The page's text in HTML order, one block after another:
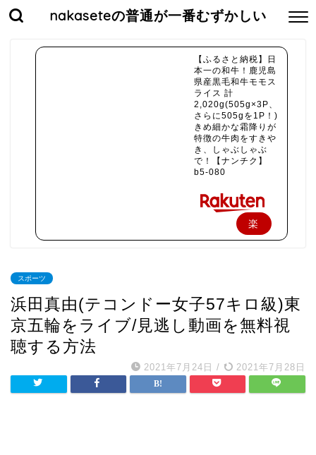
nakaseteの普通が一番むずかしい
【ふるさと納税】日
本一の和牛！鹿児島
県産黒毛和牛モモス
ライス 計
2,020g(505g×3P、
さらに505gを1P！)
きめ細かな霜降りが
特徴の牛肉をすきや
き、しゃぶしゃぶ
で！【ナンチク】
b5-080
楽
入
スポーツ
浜田真由(テコンドー女子57キロ級)東
京五輪をライブ/見逃し動画を無料視
聴する方法
2021年7月24日 / 2021年7月28日